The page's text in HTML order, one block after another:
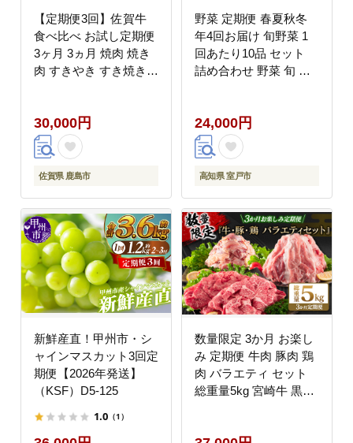
【定期便3回】佐賀牛
食べ比べ お試し定期便
3ヶ月 3ヵ月 焼肉 焼き
肉 すきやき すき焼き
30,000円
佐賀県 鹿島市
野菜 定期便 春夏秋冬
年4回お届け 旬野菜 1
回あたり10品 セット
詰め合わせ 野菜 旬 お
24,000円
高知県 室戸市
新鮮産直！甲州市・シ
ャインマスカット3回定
期便【2026年発送】
（KSF）D5-125
1.0 （1）
数量限定 3か月 お楽し
み 定期便 牛肉 豚肉 鶏
肉 バラエティ セット
総重量5kg 宮崎牛 黒毛